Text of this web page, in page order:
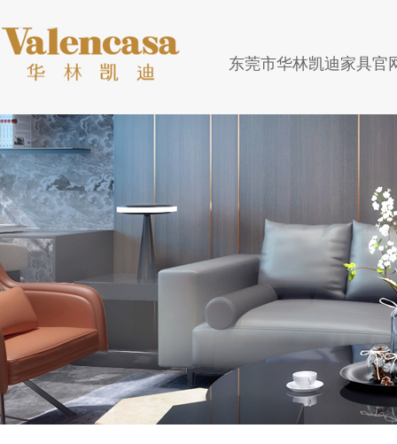
东莞市华林凯迪家具官